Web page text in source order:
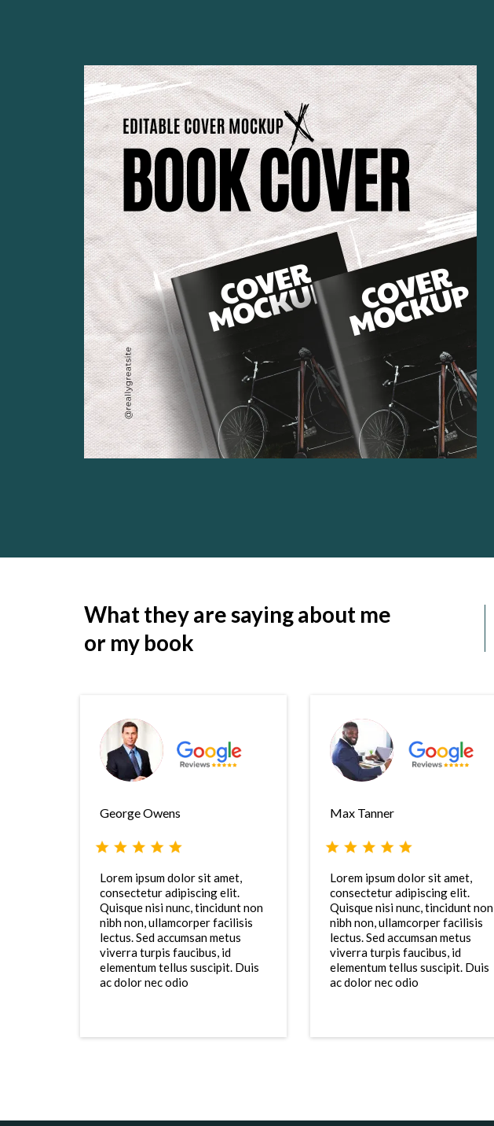
What they are saying about me
or my book
George Owens
Lorem ipsum dolor sit amet,
consectetur adipiscing elit.
Quisque nisi nunc, tincidunt non
nibh non, ullamcorper facilisis
lectus. Sed accumsan metus
viverra turpis faucibus, id
elementum tellus suscipit. Duis
ac dolor nec odio
Max Tanner
Lorem ipsum dolor sit amet,
consectetur adipiscing elit.
Quisque nisi nunc, tincidunt non
nibh non, ullamcorper facilisis
lectus. Sed accumsan metus
viverra turpis faucibus, id
elementum tellus suscipit. Duis
ac dolor nec odio